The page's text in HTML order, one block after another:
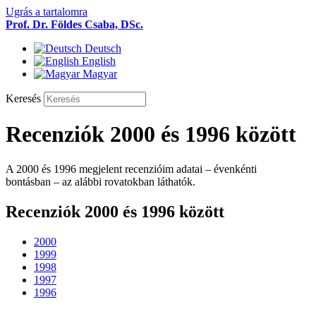
Ugrás a tartalomra
Prof. Dr. Földes Csaba, DSc.
Deutsch
English
Magyar
Keresés
Recenziók 2000 és 1996 között
A 2000 és 1996 megjelent recenzióim adatai – évenkénti
bontásban – az alábbi rovatokban láthatók.
Recenziók 2000 és 1996 között
2000
1999
1998
1997
1996